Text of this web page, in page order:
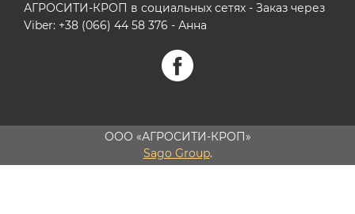
АГРОСИТИ-КРОП в социальных сетях - Заказ через
Viber: +38 (066) 44 58 376 - Анна
ООО «АГРОСИТИ-КРОП»
Sago Group.